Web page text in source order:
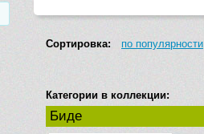
Сортировка: по популярности
Категории в коллекции:
Биде